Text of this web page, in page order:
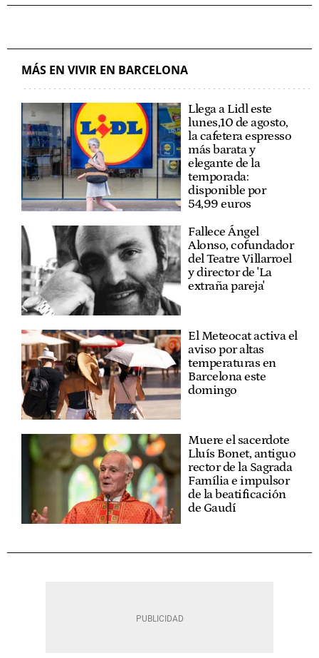
MÁS EN VIVIR EN BARCELONA
Llega a Lidl este
lunes,10 de agosto,
la cafetera espresso
más barata y
elegante de la
temporada:
disponible por
54,99 euros
Fallece Ángel
Alonso, cofundador
del Teatre Villarroel
y director de 'La
extraña pareja'
El Meteocat activa el
aviso por altas
temperaturas en
Barcelona este
domingo
Muere el sacerdote
Lluís Bonet, antiguo
rector de la Sagrada
Família e impulsor
de la beatificación
de Gaudí